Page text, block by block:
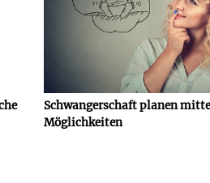
Schwangerschaft planen
Möglichkeiten